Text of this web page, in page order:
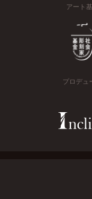
アート
プロデュ